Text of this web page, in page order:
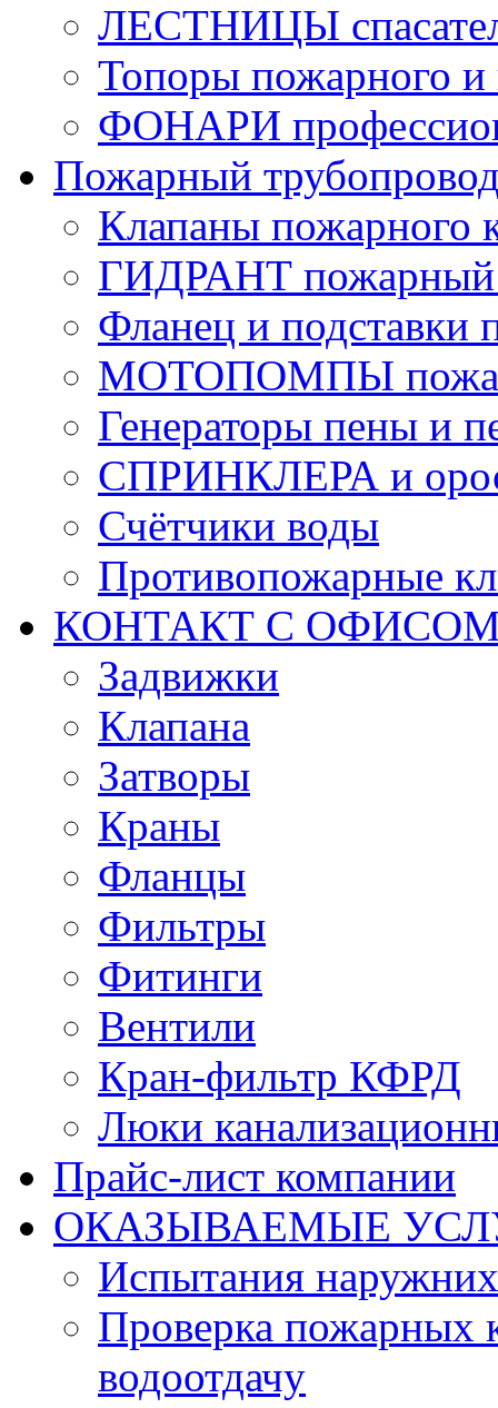
ЛЕСТНИЦЫ
Топоры пожарного и
ФОНАРИ
Пожарный
Клапаны пожарного
ГИДРАНТ пожарный
Фланец и подставки
МОТОПОМПЫ
Генераторы пены и
СПРИНКЛЕРА и
Счётчики воды
Противопожарные
КОНТАКТ С ОФИСОМ
Задвижки
Клапана
Затворы
Краны
Фланцы
Фильтры
Фитинги
Вентили
Кран-фильтр КФРД
Люки
Прайс-лист компании
ОКАЗЫВАЕМЫЕ
Испытания
Проверка пожарных
водоотдачу